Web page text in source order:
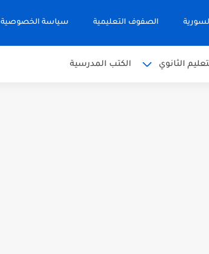
الصفوف التعليمية سياسة الخصوصية
الثانوي الكتب المدرسية